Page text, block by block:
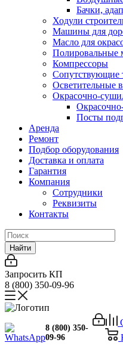
Бачки,
Ходули
Машины для
Масло для
Полировальные
Компрессоры
Сопутствующие
Осветительные
Окрасочно-
Посты
Аренда
Ремонт
Подбор оборудования
Доставка и оплата
Гарантия
Компания
Сотрудники
Реквизиты
Контакты
Найти
Запросить КП
8 (800) 350-09-96
8 (800) 350-
09-96